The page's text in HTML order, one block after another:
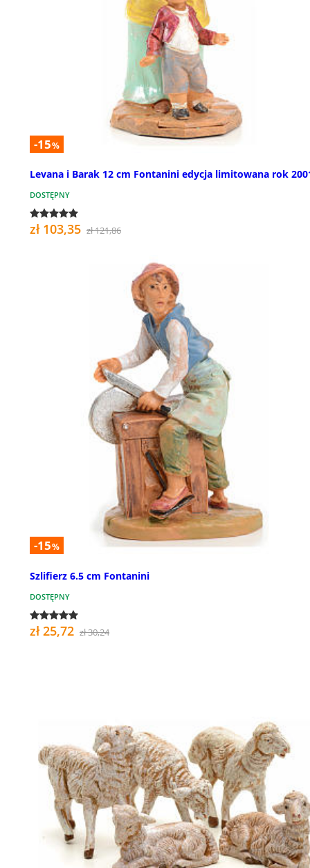
-15%
Levana i Barak 12 cm Fontanini edycja limitowana rok
DOSTĘPNY
zł 103,35 zł 121,86
-15%
Szlifierz 6.5 cm Fontanini
DOSTĘPNY
zł 25,72 zł 30,24